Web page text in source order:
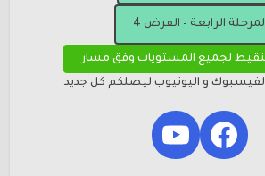
الرابعة – الفرض 4
لجميع المستويات وفق مسار
الفيسبوك و اليوتيوب ليصلكم كل جديد
Facebook
YouTube